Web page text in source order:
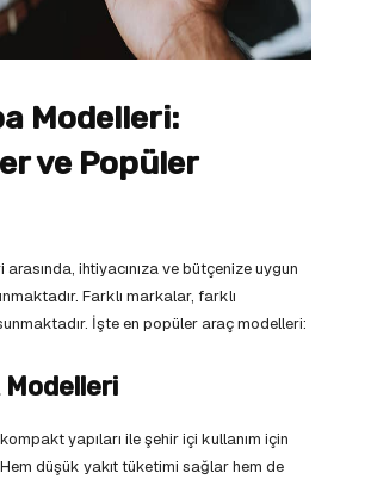
Modelleri:
ve Popüler
arasında, ihtiyacınıza ve bütçenize uygun
Farklı markalar, farklı
İşte en popüler araç modelleri:
yapıları ile şehir içi kullanım için
düşük yakıt tüketimi sağlar hem de